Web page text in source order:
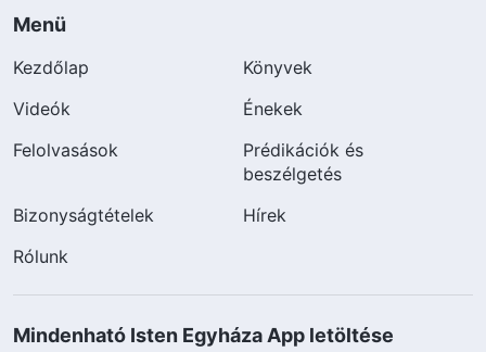
Menü
Kezdőlap
Könyvek
Videók
Énekek
Felolvasások
Prédikációk és
beszélgetés
Bizonyságtételek
Hírek
Rólunk
Mindenható Isten Egyháza App letöltése